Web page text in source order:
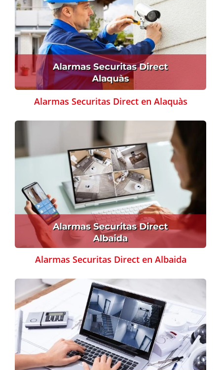
Alarmas Securitas Direct en Alaquàs
Alarmas Securitas Direct en Albaida